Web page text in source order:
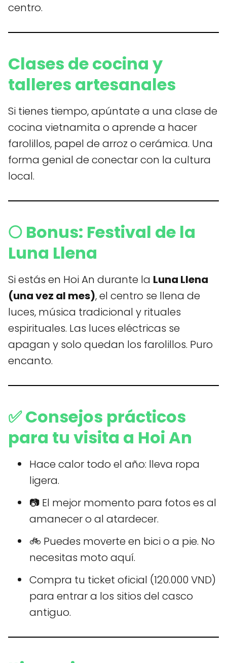
centro.
Clases de cocina y
talleres artesanales
Si tienes tiempo, apúntate a una clase de
cocina vietnamita o aprende a hacer
farolillos, papel de arroz o cerámica. Una
forma genial de conectar con la cultura
local.
🌕 Bonus: Festival de la
Luna Llena
Si estás en Hoi An durante la Luna Llena
(una vez al mes), el centro se llena de
luces, música tradicional y rituales
espirituales. Las luces eléctricas se
apagan y solo quedan los farolillos. Puro
encanto.
✅ Consejos prácticos
para tu visita a Hoi An
Hace calor todo el año: lleva ropa
ligera.
📷 El mejor momento para fotos es al
amanecer o al atardecer.
🚲 Puedes moverte en bici o a pie. No
necesitas moto aquí.
Compra tu ticket oficial (120.000 VND)
para entrar a los sitios del casco
antiguo.